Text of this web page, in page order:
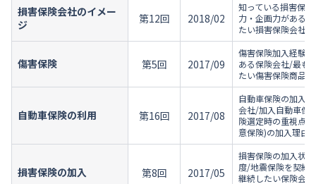
損害保険会社のイメー
ジ
第12回 2018/02
知っている損害保
力・企画力がある
たい損害保険会社/
傷害保険 第5回 2017/09
傷害保険加入経験/
ある保険会社/最も
たい傷害保険商品/
自動車保険の利用 第16回 2017/08
自動車保険の加入
会社/加入自動車保
険選定時の重視点/
意保険)の加入理由(
損害保険の加入 第8回 2017/05
損害保険の加入状
度/地震保険を契約
継続したい保険会